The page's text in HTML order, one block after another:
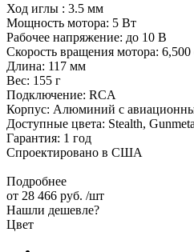
Ход иглы : 3.5 мм
Мощность мотора: 5 Вт
Рабочее напряжение: до 10 В
Скорость вращения мотора:
Длина: 117 мм
Вес: 155 г
Подключение: RCA
Корпус: Алюминий с
Доступные цвета: Stealth,
Гарантия: 1 год
Спроектировано в США
Подробнее
от 28 466 руб. /шт
Нашли дешевле?
Цвет